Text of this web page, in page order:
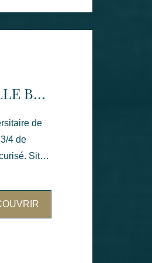
des prix
APPARTEMENT TYPE 3/4 - BELLE BEILLE
de
4 de
Situé
ce bien
la
d'une